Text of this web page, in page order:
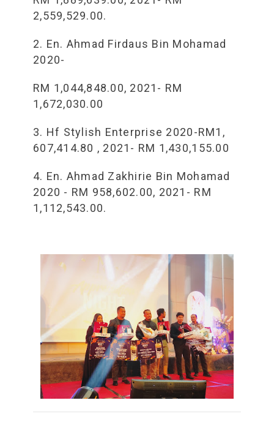
2,559,529.00.
2. En. Ahmad Firdaus Bin Mohamad
2020-
RM 1,044,848.00, 2021- RM
1,672,030.00
3. Hf Stylish Enterprise 2020-RM1,
607,414.80 , 2021- RM 1,430,155.00
4. En. Ahmad Zakhirie Bin Mohamad
2020 - RM 958,602.00, 2021- RM
1,112,543.00.